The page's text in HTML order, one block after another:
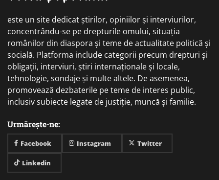
este un site dedicat știrilor, opiniilor și interviurilor,
concentrându-se pe drepturile omului, situația
românilor din diaspora și teme de actualitate politică și
socială. Platforma include categorii precum drepturi și
obligații, interviuri, știri internaționale și locale,
tehnologie, sondaje și multe altele. De asemenea,
promovează dezbaterile pe teme de interes public,
inclusiv subiecte legate de justiție, muncă și familie.
Urmărește-ne:
Facebook Instagram Twitter
Linkedin